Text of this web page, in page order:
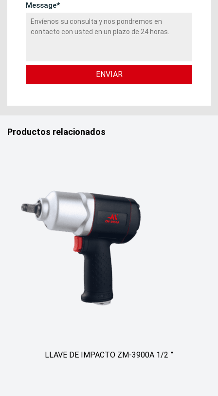
Message*
Productos relacionados
LLAVE DE IMPACTO ZM-3900A 1/2 ”